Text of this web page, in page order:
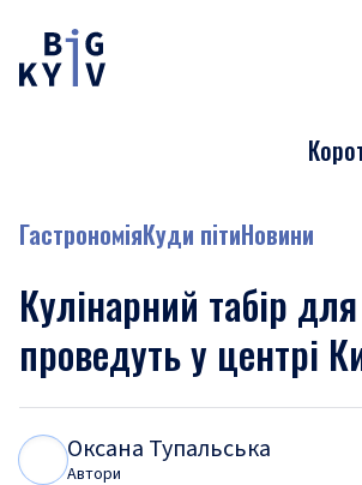
ГастрономіяКуди пітиНовини
Кулінарний табір для
проведуть у центрі
Оксана Тупальська
Автори